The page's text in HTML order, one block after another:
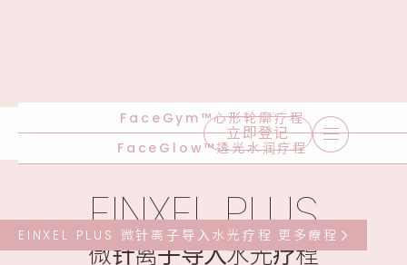
FaceGym™心形轮廓疗程
FaceGlow™透光水润疗程
立即登记
EINXEL PLUS 微针离⼦导⼊水光疗程 更多療程
EINXEL PLUS
微针离⼦导⼊水光疗程